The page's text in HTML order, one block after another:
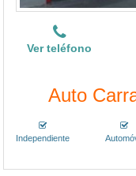
Ver teléfono
Auto
Independiente